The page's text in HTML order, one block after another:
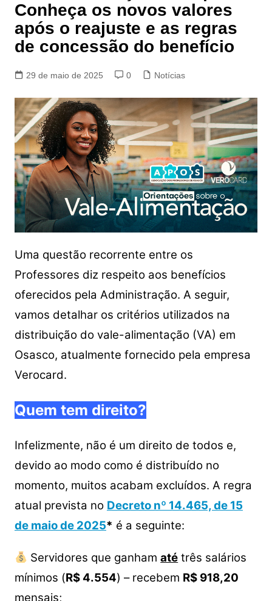
Conheça os novos valores
após o reajuste e as regras
de concessão do benefício
29 de maio de 2025 0 Notícias
Uma questão recorrente entre os
Professores diz respeito aos benefícios
oferecidos pela Administração. A seguir,
vamos detalhar os critérios utilizados na
distribuição do vale-alimentação (VA) em
Osasco, atualmente fornecido pela empresa
Verocard.
Quem tem direito?
Infelizmente, não é um direito de todos e,
devido ao modo como é distribuído no
momento, muitos acabam excluídos. A regra
atual prevista no Decreto nº 14.465, de 15
de maio de 2025* é a seguinte:
Servidores que ganhamaté três salários
mínimos (R$ 4.554) – recebem R$ 918,20
mensais;